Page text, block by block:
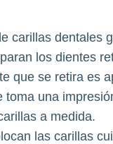
carillas dentales
los dientes
que se retira es
toma una
a medida.
las carillas